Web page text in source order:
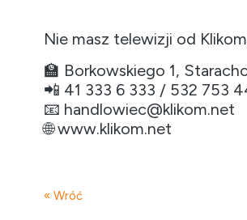
Nie masz telewizji od
🏫 Borkowskiego 1,
📲 41 333 6 333 / 532 753
📧 handlowiec@klikom.net
🌐 www.klikom.net
« Wróć